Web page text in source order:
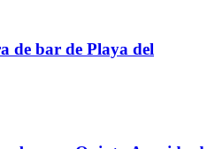
de bar de Playa del